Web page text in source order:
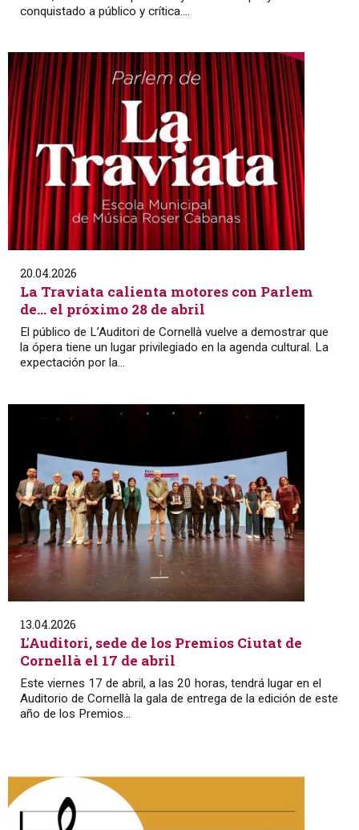
conquistado a público y crítica....
20.04.2026
La Traviata calienta motores con Parlem
de… el próximo 28 de abril
El público de L’Auditori de Cornellà vuelve a demostrar que
la ópera tiene un lugar privilegiado en la agenda cultural. La
expectación por la...
13.04.2026
L'Auditori, sede de los Premios Ciutat de
Cornellà el 17 de abril
Este viernes 17 de abril, a las 20 horas, tendrá lugar en el
Auditorio de Cornellà la gala de entrega de la edición de este
año de los Premios...